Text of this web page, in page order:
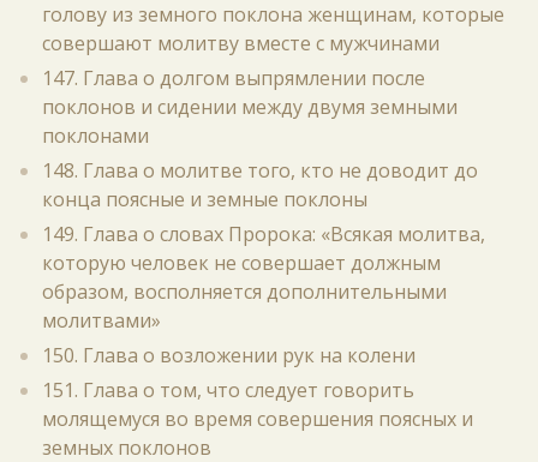
голову из земного поклона женщинам, которые
совершают молитву вместе с мужчинами
147. Глава о долгом выпрямлении после
поклонов и сидении между двумя земными
поклонами
148. Глава о молитве того, кто не доводит до
конца поясные и земные поклоны
149. Глава о словах Пророка: «Всякая молитва,
которую человек не совершает должным
образом, восполняется дополнительными
молитвами»
150. Глава о возложении рук на колени
151. Глава о том, что следует говорить
молящемуся во время совершения поясных и
земных поклонов